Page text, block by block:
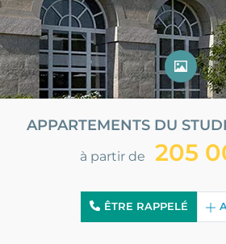
APPARTEMENTS DU
à partir de 205
ÊTRE RAPPELÉ